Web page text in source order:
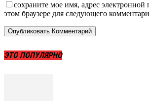
сохраните мое имя, адрес электронной
этом браузере для следующего
ЭТО ПОПУЛЯРНО